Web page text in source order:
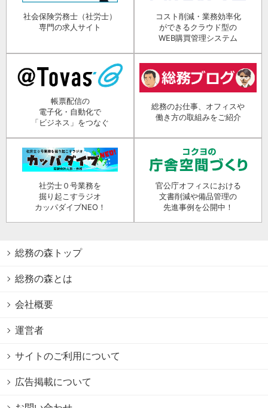
社会保険労務士（社労士）
専門の求人サイト
コスト削減・業務効率化
ができるクラウド型の
WEB購買管理システム
帳票配信の
電子化・自動化で
「ビジネス」をつなぐ
総務のお仕事、オフィスや
働き方の取組みをご紹介
社労士０号業務を
掘り起こすラジオ
カッパダイブNEO！
官公庁オフィスにおける
文書削減や備品管理の
先進事例を公開中！
総務の森トップ
総務の森とは
会社概要
運営者
サイトのご利用について
広告掲載について